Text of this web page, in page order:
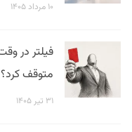
۱۰ مرداد ۱۴۰۵
متوقف کرد؟
۳۱ تیر ۱۴۰۵